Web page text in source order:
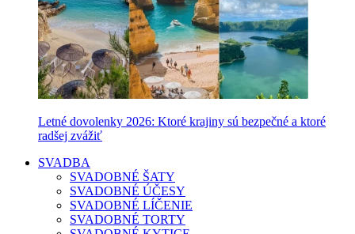
Letné dovolenky 2026: Ktoré krajiny sú bezpečné a ktoré
radšej zvážiť
SVADBA
SVADOBNÉ ŠATY
SVADOBNÉ ÚČESY
SVADOBNÉ LÍČENIE
SVADOBNÉ TORTY